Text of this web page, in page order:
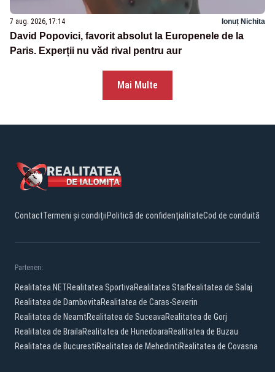
7 aug. 2026, 17:14 Ionuț Nichita
David Popovici, favorit absolut la Europenele de la
Paris. Experții nu văd rival pentru aur
Mai Multe
ContactTermeni și condițiiPolitică de confidențialitateCod de conduită
Parteneri:
Realitatea.NETRealitatea SportivaRealitatea StarRealitatea de Salaj
Realitatea de DambovitaRealitatea de Caras-Severin
Realitatea de NeamtRealitatea de SuceavaRealitatea de Gorj
Realitatea de BrailaRealitatea de HunedoaraRealitatea de Buzau
Realitatea de BucurestiRealitatea de MehedintiRealitatea de Covasna